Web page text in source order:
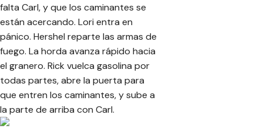
falta Carl, y que los caminantes se
están acercando. Lori entra en
pánico. Hershel reparte las armas de
fuego. La horda avanza rápido hacia
el granero. Rick vuelca gasolina por
todas partes, abre la puerta para
que entren los caminantes, y sube a
la parte de arriba con Carl.